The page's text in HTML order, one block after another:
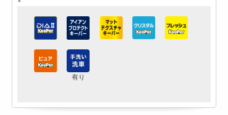
有り